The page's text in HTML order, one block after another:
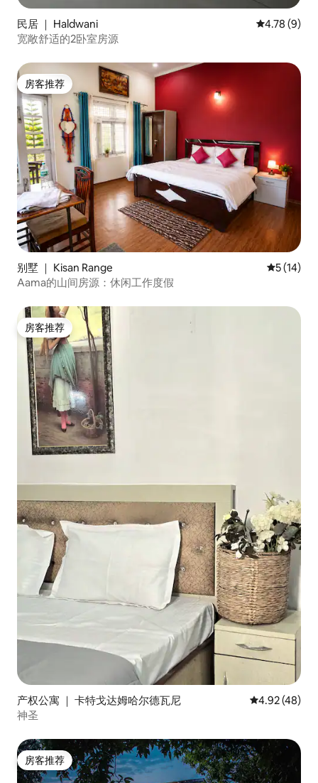
民居 ｜ Haldwani 平均评分
4.78 (9)
宽敞舒适的2卧室房源
房客推荐
房客推荐
别墅 ｜ Kisan Range 平均评分
5 (14)
Aama的山间房源：休闲工作度假
房客推荐
房客推荐
产权公寓 ｜ 卡特戈达姆哈尔德瓦尼 平均评分
4.92 (48)
神圣
房客推荐
房客推荐